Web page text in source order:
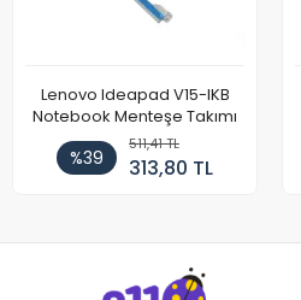
Lenovo Ideapad V15-IKB
Notebook Menteşe Takımı
%39
511,41 TL
313,80 TL